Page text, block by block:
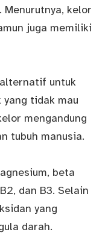
Menurutnya, kelor
juga memiliki
untuk
yang tidak mau
mengandung
tubuh manusia.
beta
dan B3. Selain
yang
darah.